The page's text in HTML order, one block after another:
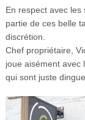
En respect avec les
partie de ces belle
discrétion.
Chef propriétaire,
joue aisément avec
qui sont juste